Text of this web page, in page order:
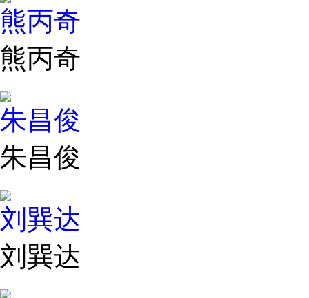
熊丙奇
熊丙奇
朱昌俊
朱昌俊
刘巽达
刘巽达